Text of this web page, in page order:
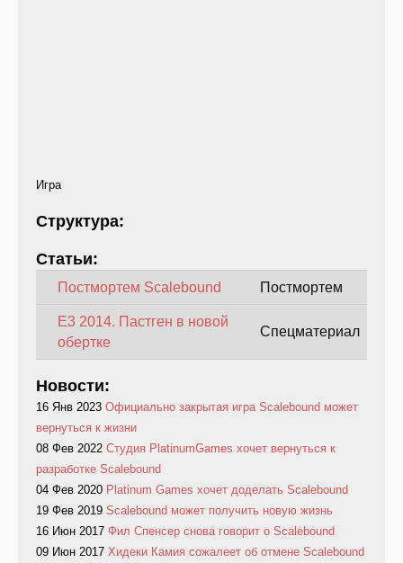
Игра
Структура:
Статьи:
Постмортем Scalebound Постмортем
E3 2014. Пастген в новой
обертке
Спецматериал
Новости:
16 Янв 2023 Официально закрытая игра Scalebound может
вернуться к жизни
08 Фев 2022 Студия PlatinumGames хочет вернуться к
разработке Scalebound
04 Фев 2020 Platinum Games хочет доделать Scalebound
19 Фев 2019 Scalebound может получить новую жизнь
16 Июн 2017 Фил Спенсер снова говорит о Scalebound
09 Июн 2017 Хидеки Камия сожалеет об отмене Scalebound